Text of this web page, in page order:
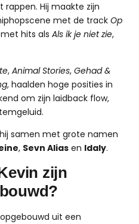
Hij maakte zijn
met de track Op
hits als Als ik je niet zie,
, Animal Stories, Gehad &
, haalden hoge posities in
om zijn laidback flow,
samen met grote namen
, Sevn Alias en Idaly.
zijn
uit een